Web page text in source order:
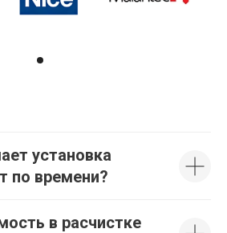
установка
по времени?
в расчистке